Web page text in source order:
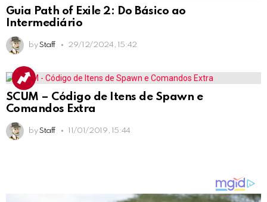
Guia Path of Exile 2: Do Básico ao
Intermediário
by Staff 29/12/2024, 15:42
SCUM – Código de Itens de Spawn e
Comandos Extra
by Staff 11/01/2019, 15:44